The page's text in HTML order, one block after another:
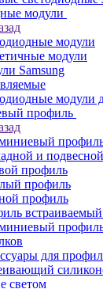
модули
модули
модули
Samsung
модули
профиль
и
профиль
профиль
профиль
встраиваемый
для
светом